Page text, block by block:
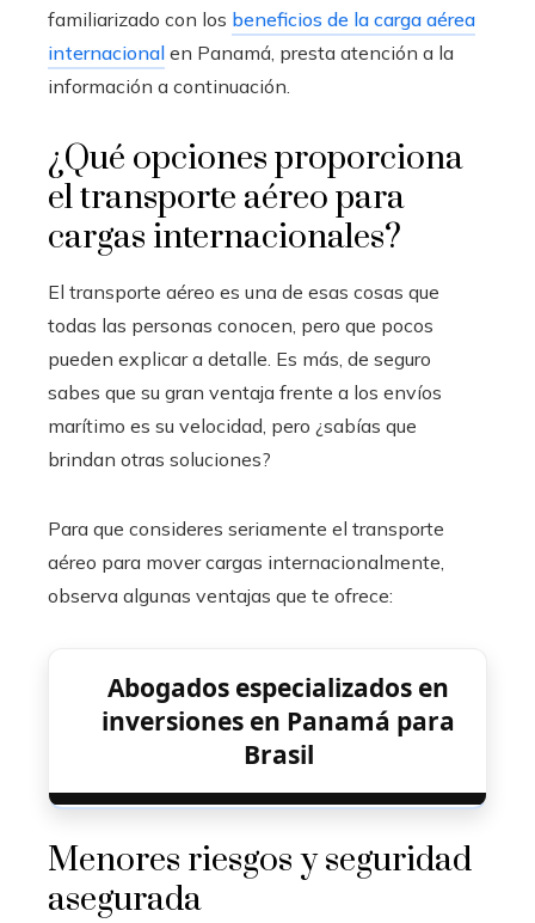
familiarizado con los beneficios de la carga aérea
internacional en Panamá, presta atención a la
información a continuación.
¿Qué opciones proporciona
el transporte aéreo para
cargas internacionales?
El transporte aéreo es una de esas cosas que
todas las personas conocen, pero que pocos
pueden explicar a detalle. Es más, de seguro
sabes que su gran ventaja frente a los envíos
marítimo es su velocidad, pero ¿sabías que
brindan otras soluciones?
Para que consideres seriamente el transporte
aéreo para mover cargas internacionalmente,
observa algunas ventajas que te ofrece:
Abogados especializados en
inversiones en Panamá para
Brasil
Menores riesgos y seguridad
asegurada